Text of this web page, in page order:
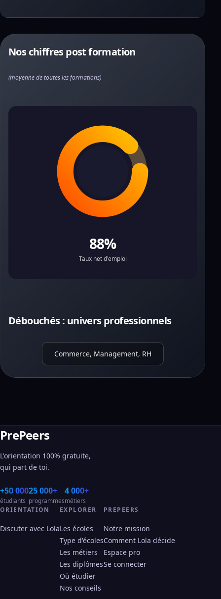
Nos chiffres post formation
(moyenne de toutes les formations)
88%
Taux net d'emploi
Débouchés : univers professionnels
Commerce, Management, RH
PrePeers
L'orientation 100% gratuite,
qui part de toi.
+50 000
étudiants
25 000+
programmes
4 000+
métiers
ORIENTATION
Discuter avec Lola
EXPLORER
Les écoles
Type d'écoles
Les métiers
Les diplômes
Où étudier
Nos conseils
PREPEERS
Notre mission
Comment Lola décide
Espace pro
Se connecter